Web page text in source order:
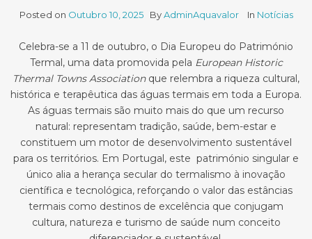
Posted on Outubro 10, 2025 ByAdminAquavalor In Notícias
Celebra-se a 11 de outubro, o Dia Europeu do Património
Termal, uma data promovida pela European Historic
Thermal Towns Associationque relembra a riqueza cultural,
histórica e terapêutica das águas termais em toda a Europa.
As águas termais são muito mais do que um recurso
natural: representam tradição, saúde, bem-estar e
constituem um motor de desenvolvimento sustentável
para os territórios. Em Portugal, este património singular e
único alia a herança secular do termalismo à inovação
científica e tecnológica, reforçando o valor das estâncias
termais como destinos de excelência que conjugam
cultura, natureza e turismo de saúde num conceito